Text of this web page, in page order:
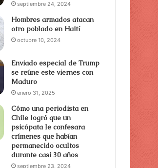
septiembre 24, 2024
Hombres armados atacan
otro poblado en Haití
octubre 10, 2024
Enviado especial de Trump
se reúne este viernes con
Maduro
enero 31, 2025
Cómo una periodista en
Chile logró que un
psicópata le confesara
crímenes que habían
permanecido ocultos
durante casi 30 años
septiembre 23, 2024